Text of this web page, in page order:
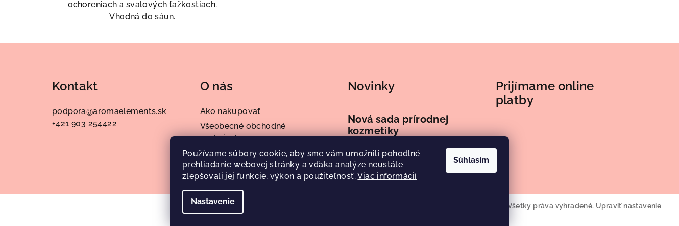
Používame súbory cookie, aby sme vám umožnili pohodlné
prehliadanie webovej stránky a vďaka analýze neustále
zlepšovali jej funkcie, výkon a použiteľnosť.Viac informácií
Nastavenie
Súhlasím
ochoreniach a svalových ťažkostiach.
Vhodná do sáun.
Kontakt
podpora@aromaelements.sk
+421 903 254422
O nás
Ako nakupovať
Všeobecné obchodné
podmienky
Podmienky ochrany osobných
údajov
Novinky
Nová sada prírodnej
kozmetiky
07.11.2022
Prijímame online
platby
. Všetky práva vyhradené. Upraviť nastavenie